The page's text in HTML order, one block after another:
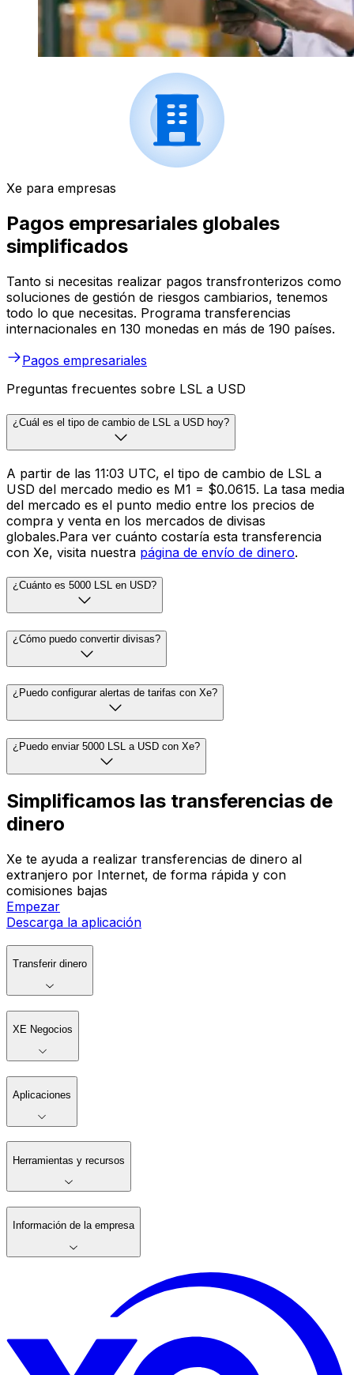
Xe para empresas
Pagos empresariales globales
simplificados
Tanto si necesitas realizar pagos transfronterizos como
soluciones de gestión de riesgos cambiarios, tenemos
todo lo que necesitas. Programa transferencias
internacionales en 130 monedas en más de 190 países.
Pagos empresariales
Preguntas frecuentes sobre LSL a USD
¿Cuál es el tipo de cambio de LSL a USD hoy?
A partir de las 11:03 UTC, el tipo de cambio de LSL a
USD del mercado medio es M1 = $0.0615. La tasa media
del mercado es el punto medio entre los precios de
compra y venta en los mercados de divisas
globales.Para ver cuánto costaría esta transferencia
con Xe, visita nuestra página de envío de dinero.
¿Cuánto es 5000 LSL en USD?
¿Cómo puedo convertir divisas?
¿Puedo configurar alertas de tarifas con Xe?
¿Puedo enviar 5000 LSL a USD con Xe?
Simplificamos las transferencias de
dinero
Xe te ayuda a realizar transferencias de dinero al
extranjero por Internet, de forma rápida y con
comisiones bajas
Empezar
Descarga la aplicación
Transferir dinero
XE Negocios
Aplicaciones
Herramientas y recursos
Información de la empresa